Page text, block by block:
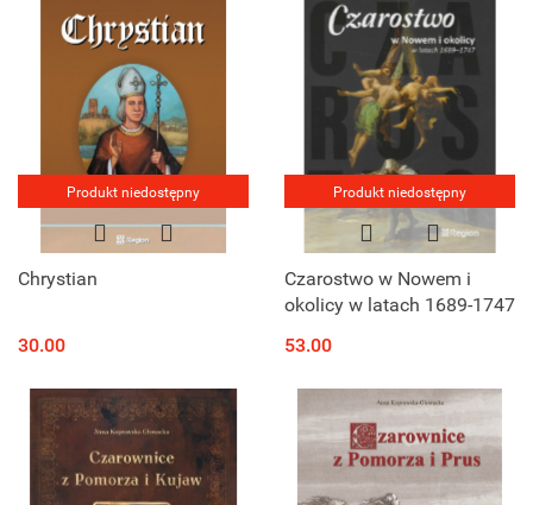
Produkt niedostępny
Chrystian
30.00
Produkt niedostępny
Czarostwo w Nowem i
okolicy w latach 1689-1747
53.00